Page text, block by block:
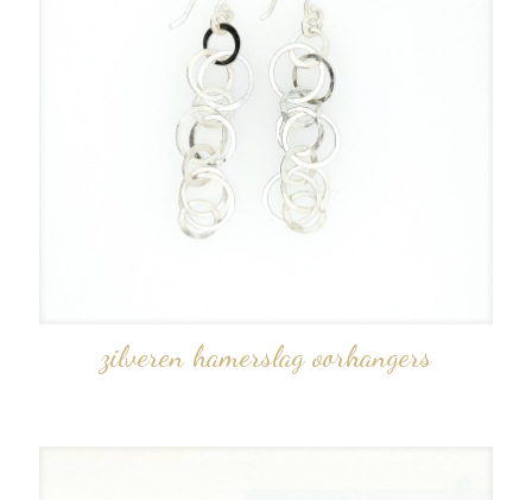
zilveren hamerslag oorhangers